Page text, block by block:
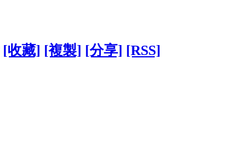
[收藏] [複製] [分享] [RSS]